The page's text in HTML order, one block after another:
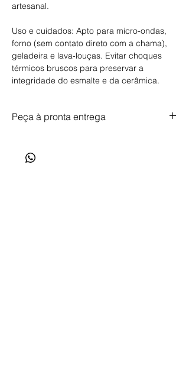
artesanal.
Uso e cuidados: Apto para micro-ondas,
forno (sem contato direto com a chama),
geladeira e lava-louças. Evitar choques
térmicos bruscos para preservar a
integridade do esmalte e da cerâmica.
Peça à pronta entrega